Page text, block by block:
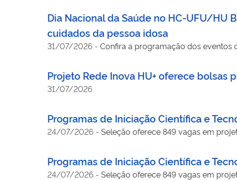
Dia Nacional da Saúde no HC-UFU/HU
cuidados da pessoa idosa
31/07/2026 - Confira a programação dos
Projeto Rede Inova HU+ oferece bolsas
31/07/2026
Programas de Iniciação Científica e
24/07/2026 - Seleção oferece 849 vagas em
Programas de Iniciação Científica e
24/07/2026 - Seleção oferece 849 vagas em